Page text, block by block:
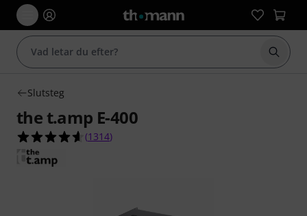
Börja
Slutsteg
the t.amp E-400
4.6 av 5 stjärnor från 1314 kundbetyg
(1314)